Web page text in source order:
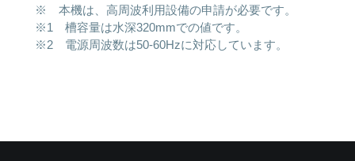
※ 本機は、高周波利用設備の申請が必要です。
※1 槽容量は水深320mmでの値です。
※2 電源周波数は50-60Hzに対応しています。